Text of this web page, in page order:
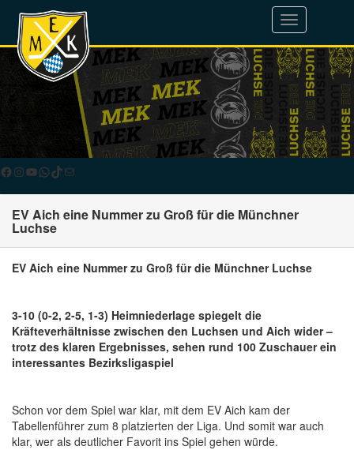
Toggle
navigation
Facebook
Instagram
YouTube
WhatsApp
TikTok
E-Mail
EV Aich eine Nummer zu Groß für die Münchner
Luchse
EV Aich eine Nummer zu Groß für die Münchner Luchse
3-10 (0-2, 2-5, 1-3) Heimniederlage spiegelt die
Kräfteverhältnisse zwischen den Luchsen und Aich wider –
trotz des klaren Ergebnisses, sehen rund 100 Zuschauer ein
interessantes Bezirksligaspiel
Schon vor dem Spiel war klar, mit dem EV Aich kam der
Tabellenführer zum 8 platzierten der Liga. Und somit war auch
klar, wer als deutlicher Favorit ins Spiel gehen würde.